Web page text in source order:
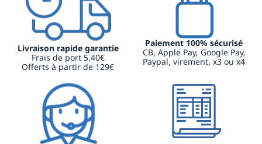
Livraison rapide garantie
Frais de port 5,40€
Offerts à partir de 129€
Paiement 100% sécurisé
CB, Apple Pay, Google Pay,
Paypal, virement, x3 ou x4